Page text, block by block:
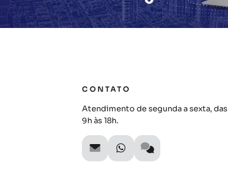
CONTATO
Atendimento de segunda a sexta, das
9h às 18h.